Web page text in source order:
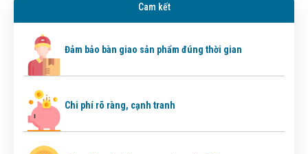
Cam kết
Đảm bảo bàn giao sản phẩm đúng thời gian
Chi phí rõ ràng, cạnh tranh